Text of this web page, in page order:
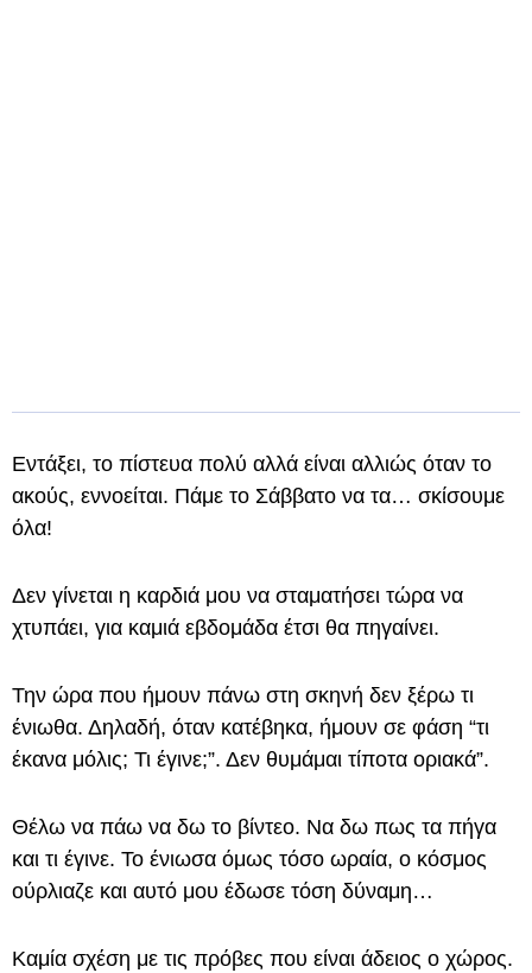
Εντάξει, το πίστευα πολύ αλλά είναι αλλιώς όταν το
ακούς, εννοείται. Πάμε το Σάββατο να τα… σκίσουμε
όλα!
Δεν γίνεται η καρδιά μου να σταματήσει τώρα να
χτυπάει, για καμιά εβδομάδα έτσι θα πηγαίνει.
Την ώρα που ήμουν πάνω στη σκηνή δεν ξέρω τι
ένιωθα. Δηλαδή, όταν κατέβηκα, ήμουν σε φάση “τι
έκανα μόλις; Τι έγινε;”. Δεν θυμάμαι τίποτα οριακά”.
Θέλω να πάω να δω το βίντεο. Να δω πως τα πήγα
και τι έγινε. Το ένιωσα όμως τόσο ωραία, ο κόσμος
ούρλιαζε και αυτό μου έδωσε τόση δύναμη…
Καμία σχέση με τις πρόβες που είναι άδειος ο χώρος.